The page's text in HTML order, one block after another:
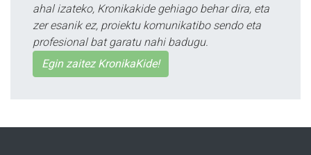
ahal izateko, Kronikakide gehiago behar dira, eta
zer esanik ez, proiektu komunikatibo sendo eta
profesional bat garatu nahi badugu.
Egin zaitez KronikaKide!